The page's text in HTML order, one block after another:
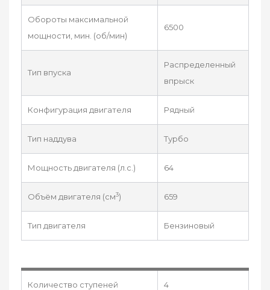
Обороты максимальной
мощности, мин. (об/мин)
6500
Тип впуска
Распределенный
впрыск
Конфигурация двигателя Рядный
Тип наддува Турбо
Мощность двигателя (л.с.) 64
Объём двигателя (см3) 659
Тип двигателя Бензиновый
Количество ступеней 4